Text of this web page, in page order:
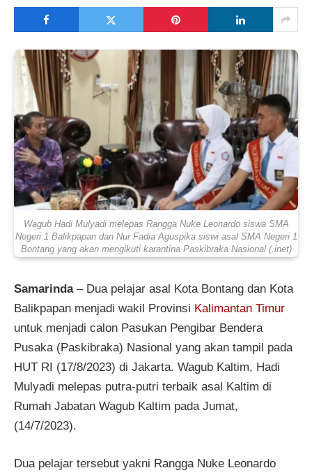
Wagub Hadi Mulyadi melepas Rangga Nuke Leonardo siswa SMA
Negeri 1 Balikpapan dan Nur Fadia Aguspika siswi asal SMA Negeri 1
Bontang yang akan mengikuti karantina Paskibraka Nasional (.inet)
Samarinda– Dua pelajar asal Kota Bontang dan Kota
Balikpapan menjadi wakil Provinsi Kalimantan Timur
untuk menjadi calon Pasukan Pengibar Bendera
Pusaka (Paskibraka) Nasional yang akan tampil pada
HUT RI (17/8/2023) di Jakarta. Wagub Kaltim, Hadi
Mulyadi melepas putra-putri terbaik asal Kaltim di
Rumah Jabatan Wagub Kaltim pada Jumat,
(14/7/2023).
Dua pelajar tersebut yakni Rangga Nuke Leonardo